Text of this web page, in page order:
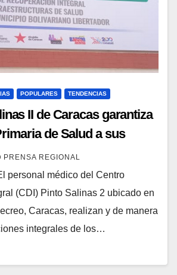
POPULARES TENDENCIAS
II de Caracas garantiza
de Salud a sus
PRENSA REGIONAL
personal médico del Centro
(CDI) Pinto Salinas 2 ubicado en
Caracas, realizan y de manera
integrales de los…